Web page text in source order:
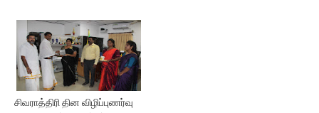
சிவராத்திரி தின விழிப்புணர்வு